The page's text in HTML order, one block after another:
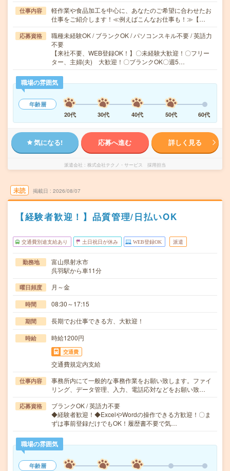
仕事内容
軽作業や食品加工を中心に、あなたのご希望に合わせたお
仕事をご紹介します！≪例えばこんなお仕事も！≫【…
応募資格
職種未経験OK / ブランクOK / パソコンスキル不要 / 英語力
不要
【来社不要、WEB登録OK！】〇未経験大歓迎！〇フリー
ター、主婦(夫) 大歓迎！〇ブランクOK〇週5…
職場の雰囲気
年齢層
20代
30代 40代 50代 60代
気になる! 応募へ進む 詳しく見る
派遣会社 株式会社テクノ・サービス 採用担当
未読 掲載日 2026/08/07
【経験者歓迎！】品質管理/日払いOK
交通費別途支給あり 土日祝日が休み WEB登録OK 派遣
勤務地
富山県射水市
呉羽駅から車11分
曜日頻度 月～金
時間 08:30～17:15
期間 長期でお仕事できる方、大歓迎！
時給 時給1200円
交通費
交通費規定内支給
仕事内容
事務所内にて一般的な事務作業をお願い致します。ファイ
リング、データ管理、入力、電話応対などをお願い致…
応募資格
ブランクOK / 英語力不要
◆経験者歓迎！◆ExcelやWordの操作できる方歓迎！〇ま
ずは事前登録だけでもOK！履歴書不要で気…
職場の雰囲気
年齢層